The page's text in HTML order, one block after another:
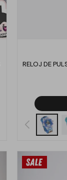
RELOJ DE